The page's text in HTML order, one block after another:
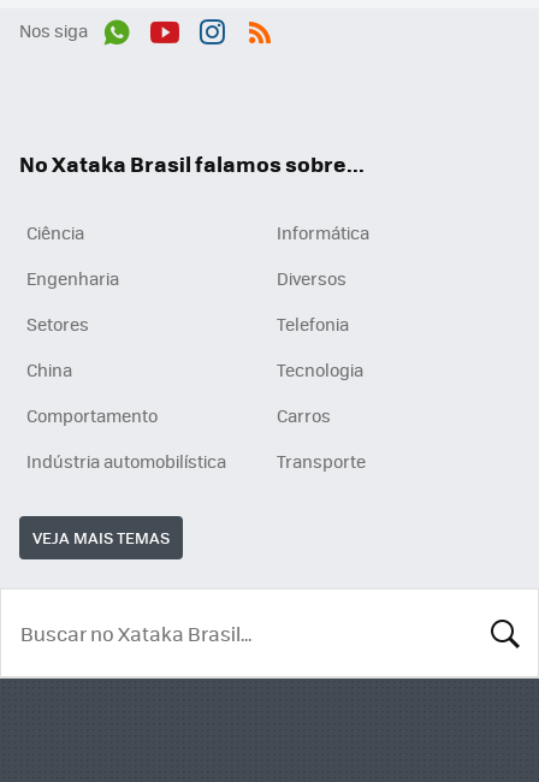
Nos siga
No Xataka Brasil falamos sobre...
Ciência
Informática
Engenharia
Diversos
Setores
Telefonia
China
Tecnologia
Comportamento
Carros
Indústria automobilística
Transporte
VEJA MAIS TEMAS